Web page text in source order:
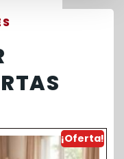
¡Oferta!